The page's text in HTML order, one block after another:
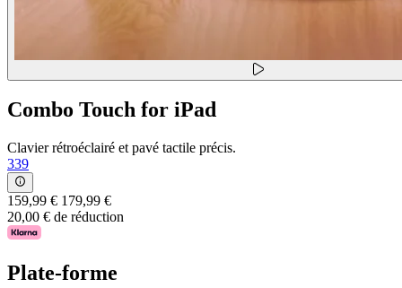
Combo Touch for iPad
Clavier rétroéclairé et pavé tactile précis.
339
159,99 € 179,99 €
20,00 € de réduction
Plate-forme